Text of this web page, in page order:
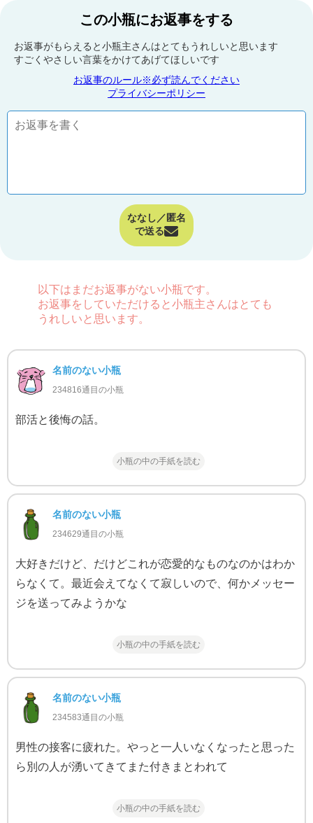
この小瓶にお返事をする
お返事がもらえると小瓶主さんはとてもうれしいと思います
すごくやさしい言葉をかけてあげてほしいです
お返事のルール※必ず読んでください
プライバシーポリシー
ななし／匿名
で送る
以下はまだお返事がない小瓶です。
お返事をしていただけると小瓶主さんはとても
うれしいと思います。
名前のない小瓶
234816通目の小瓶
部活と後悔の話。
小瓶の中の手紙を読む
名前のない小瓶
234629通目の小瓶
大好きだけど、だけどこれが恋愛的なものなのかはわか
らなくて。最近会えてなくて寂しいので、何かメッセー
ジを送ってみようかな
小瓶の中の手紙を読む
名前のない小瓶
234583通目の小瓶
男性の接客に疲れた。やっと一人いなくなったと思った
ら別の人が湧いてきてまた付きまとわれて
小瓶の中の手紙を読む